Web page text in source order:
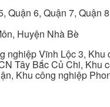
6, Quận 7,
Huyện Nhà Bè
Vĩnh Lộc 3,
Tây Bắc Củ Chi,
Khu công nghiệp